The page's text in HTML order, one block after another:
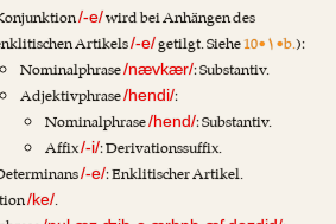
/-e/wird bei Anhängen des
Artikels/-e/getilgt. Siehe10•۱•b.):
Nominalphrase/nævkær/: Substantiv.
Adjektivphrase/hendi/:
Nominalphrase/hend/: Substantiv.
Affix/-i/: Derivationssuffix.
/-e/: Enklitischer Artikel.
/ke/.